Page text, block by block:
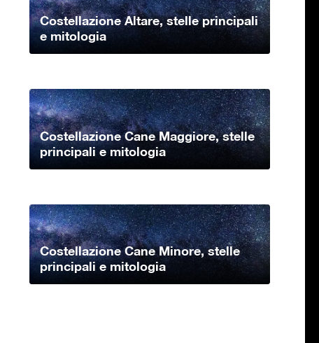
Costellazione Altare, stelle principali
e mitologia
Costellazione Cane Maggiore, stelle
principali e mitologia
Costellazione Cane Minore, stelle
principali e mitologia